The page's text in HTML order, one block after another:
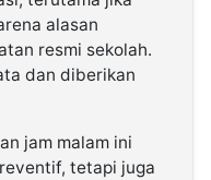
alasan
resmi sekolah.
dan diberikan
jam malam ini
tetapi juga